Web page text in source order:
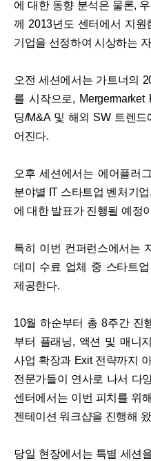
에 대한 동향 분석은 물론,
께 2013년도 센터에서 지
기업을 선정하여 시상하는
오전 세션에서는 가트너의
를 시작으로,
딩/M&A 및 해외 SW 트렌드
어진다.
오후 세션에서는 에어플러
분야별 IT 스타트업 벤처기
에 대한 발표가 진행될 예정
특히 이번 컨퍼런스에서는
데미 수료 업체 중 스타트
제공한다.
10월 하순부터 총 8주간 진
부터 플래닝, 액션 및 매니
사업 확장과 Exit 전략까지
전문가들이 연사로 나서 다
센터에서는 이번 피치를 위
젠테이션 워크샵을 진행해
당일 현장에서는 특별 세션